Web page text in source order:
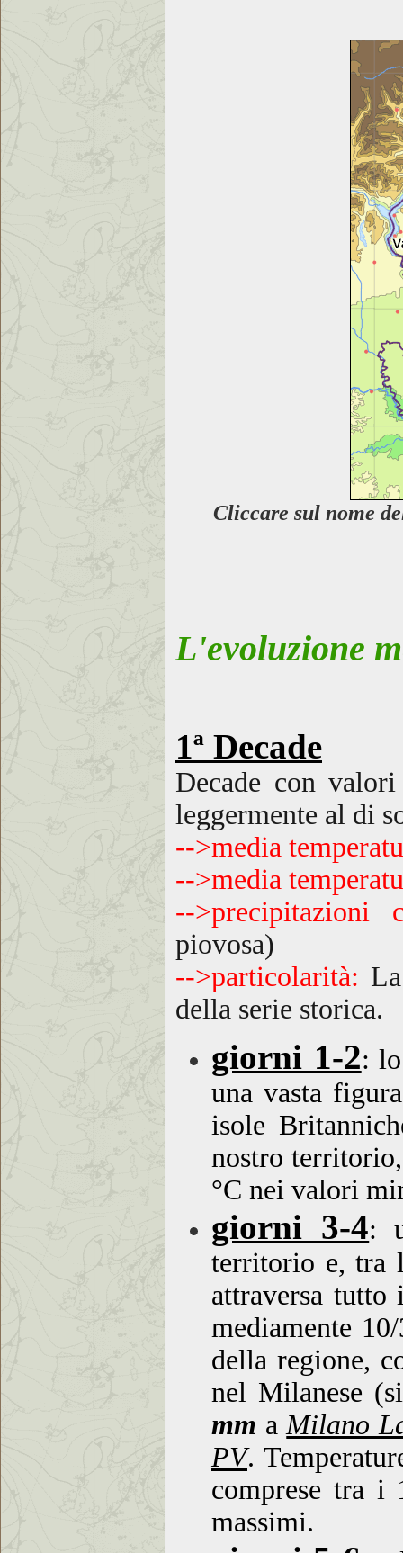
Cliccare sul nome
L'evoluzione
1ª Decade
Decade convalori
leggermente al di
-->media
-->media
-->precipitazioni
piovosa)
-->particolarità:
della serie storica.
giorni 1-2:
una vasta
isole
nostro
°C nei valori
giorni 3-4:
territorio e, tra
attraversa
mediamente
della regione,
nel Milanese
mm aMilano
PV.
comprese tra
massimi.